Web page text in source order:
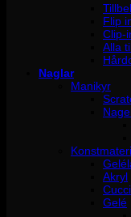
Flip
Clip-
Alla
Naglar
Manikyr
Akryl
Gelé